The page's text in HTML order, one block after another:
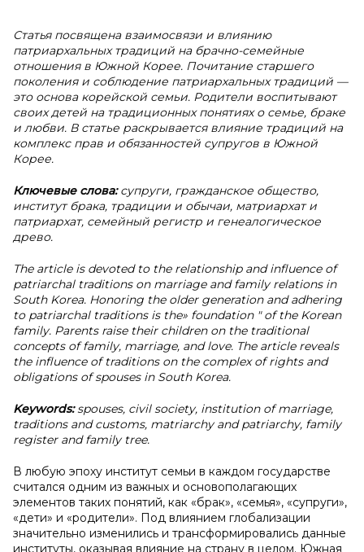
Статья посвящена взаимосвязи и влиянию
патриархальных традиций на брачно-семейные
отношения в Южной Корее. Почитание старшего
поколения и соблюдение патриархальных традиций —
это основа корейской семьи. Родители воспитывают
своих детей на традиционных понятиях о семье, браке
и любви. В статье раскрывается влияние традиций на
комплекс прав и обязанностей супругов в Южной
Корее.
Ключевые слова:супруги, гражданское общество,
институт брака, традиции и обычаи, матриархат и
патриархат, семейный регистр и генеалогическое
древо.
The article is devoted to the relationship and influence of
patriarchal traditions on marriage and family relations in
South Korea. Honoring the older generation and adhering
to patriarchal traditions is the» foundation " of the Korean
family. Parents raise their children on the traditional
concepts of family, marriage, and love. The article reveals
the influence of traditions on the complex of rights and
obligations of spouses in South Korea.
Keywords:spouses, civil society, institution of marriage,
traditions and customs, matriarchy and patriarchy, family
register and family tree.
В любую эпоху институт семьи в каждом государстве
считался одним из важных и основополагающих
элементов таких понятий, как «брак», «семья», «супруги»,
«дети» и «родители». Под влиянием глобализации
значительно изменились и трансформировались данные
институты, оказывая влияние на страну в целом. Южная